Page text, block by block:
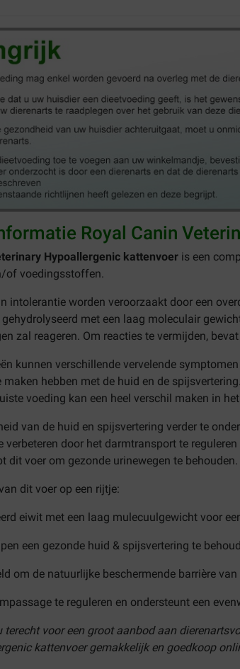
Royal Canin
Hypoallergenic kattenvoer is een
of voedingsstoffen.
intolerantie worden veroorzaakt door een
met een laag moleculair
zal reageren. Om reacties te vermijden,
kunnen verschillende vervelende
hebben met de huid en de
voeding kan een heel verschil maken in
van de huid en spijsvertering verder te
verbeteren door het darmtransport te
dit voer om gezonde urinewegen te behouden.
dit voer op een rijtje:
eiwit met een laag mulecuulgewicht voor
een gezonde huid & spijsvertering te
om de natuurlijke beschermende barrière
te reguleren en ondersteunt een
terecht voor een groot aanbod aan
kattenvoer gemakkelijk en goedkoop